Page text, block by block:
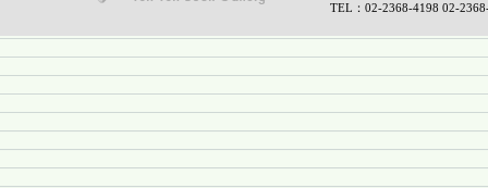
TEL：02-2368-4198 02-